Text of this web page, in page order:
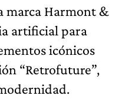
marca Harmont &
artificial para
icónicos
“Retrofuture”,